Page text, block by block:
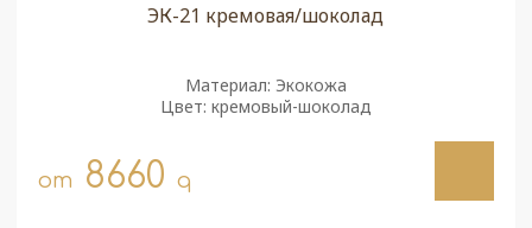
ЭК-21 кремовая/шоколад
Материал: Экокожа
Цвет: кремовый-шоколад
от 8660 q